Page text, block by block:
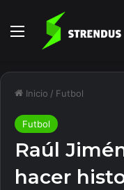
Menú
Inicio / Futbol
Futbol
Raúl
hacer